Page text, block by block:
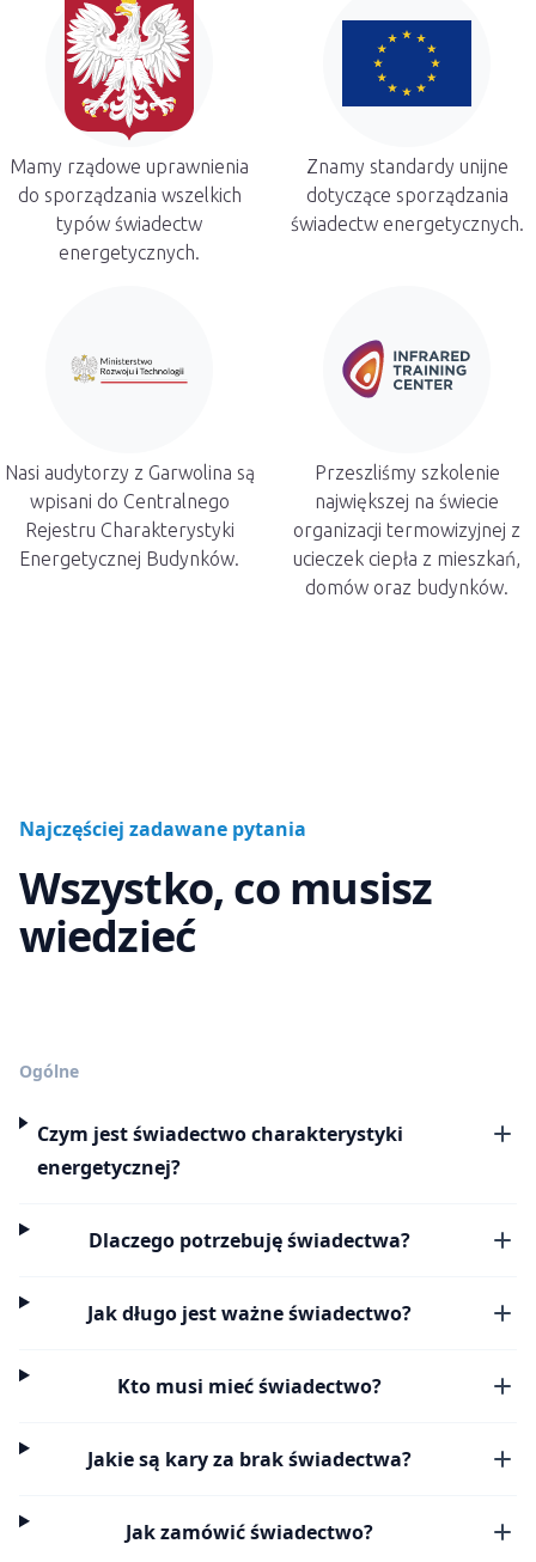
Mamy rządowe uprawnienia
do sporządzania wszelkich
typów świadectw
energetycznych.
Znamy standardy unijne
dotyczące sporządzania
świadectw energetycznych.
Nasi audytorzy z Garwolina są
wpisani do Centralnego
Rejestru Charakterystyki
Energetycznej Budynków.
Przeszliśmy szkolenie
największej na świecie
organizacji termowizyjnej z
ucieczek ciepła z mieszkań,
domów oraz budynków.
Najczęściej zadawane pytania
Wszystko, co musisz
wiedzieć
Ogólne
Czym jest świadectwo charakterystyki
energetycznej?
Dlaczego potrzebuję świadectwa?
Jak długo jest ważne świadectwo?
Kto musi mieć świadectwo?
Jakie są kary za brak świadectwa?
Jak zamówić świadectwo?